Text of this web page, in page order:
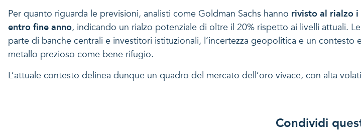
Per quanto riguarda le previsioni, analisti come Goldman Sachs hanno rivisto al rialzo
entro fine anno, indicando un rialzo potenziale di oltre il 20% rispetto ai livelli attuali.
parte di banche centrali e investitori istituzionali, l’incertezza geopolitica e un
metallo prezioso come bene rifugio.
L’attuale contesto delinea dunque un quadro del mercato dell’oro vivace, con alta
Condividi